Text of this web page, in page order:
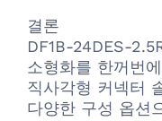
결론
DF1B-24DES-
소형화를 한꺼번
직사각형 커넥터
다양한 구성 옵션